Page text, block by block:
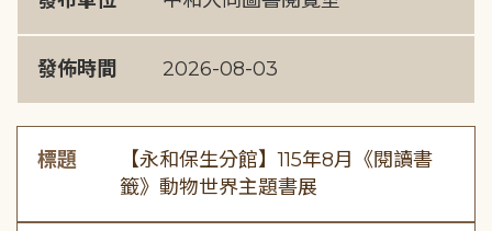
發佈時間 2026-08-03
標題
【永和保生分館】115年8月《閱讀書
籤》動物世界主題書展